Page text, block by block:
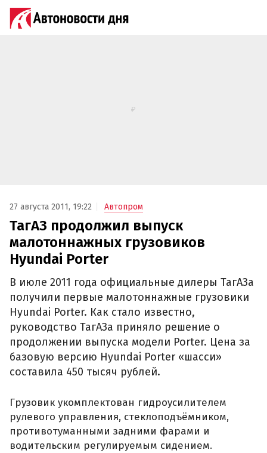
27 августа 2011, 19:22 Автопром
ТагАЗ продолжил выпуск
малотоннажных грузовиков
Hyundai Porter
В июле 2011 года официальные дилеры ТагАЗа
получили первые малотоннажные грузовики
Hyundai Porter. Как стало известно,
руководство ТагАЗа приняло решение о
продолжении выпуска модели Porter. Цена за
базовую версию Hyundai Porter «шасси»
составила 450 тысяч рублей.
Грузовик укомплектован гидроусилителем
рулевого управления, стеклоподъёмником,
противотуманными задними фарами и
водительским регулируемым сидением.